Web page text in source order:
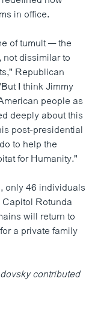
in office.
of tumult — the
dissimilar to
Republican
I think Jimmy
people as
deeply about this
post-presidential
to help the
for Humanity."
only 46 individuals
Rotunda
will return to
a private family
contributed